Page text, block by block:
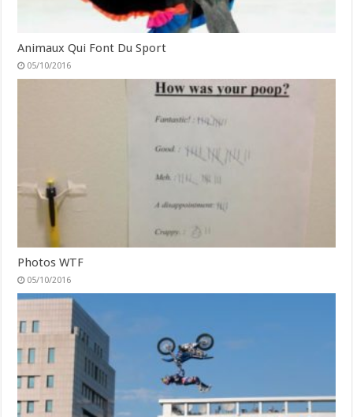
Animaux Qui Font Du Sport
05/10/2016
Photos WTF
05/10/2016